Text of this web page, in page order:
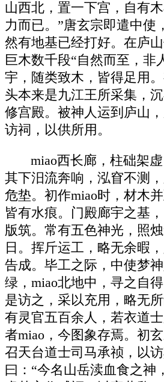
山西北，置一下宫，自有
力而已。”唐玄宗即遣中使
然有地基已经打好。在庐
巨木数千段“自然而至，非
宇，随类致木，皆得足用
头本来是九江王所采集，
修宫殿。被神人运到庐山
访祠，以供所用。
miao西长廊，柱础架
其下汨流奔响，泓窅不测
危垫。初作miao时，材木
皆有水痕。门殿廊宇之基
版筑。常有五色神光，照
日。挥斤运工，略无余暇
告成。毕工之际，中使梦
绿，miao北地中，寻之自
是访之，采以充用，略无
有灵官五百余人，若衣道
者miao，今图象存焉。初
召天台道士司马承祯，以
曰：“今名山岳渎血食之神